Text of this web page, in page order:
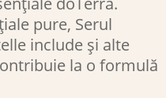
pure, Serul
include și alte
la o formulă